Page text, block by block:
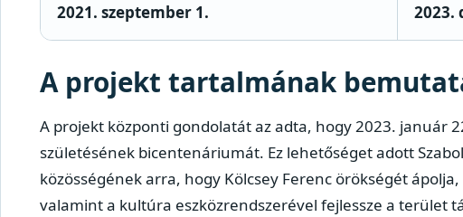
2021. szeptember 1. 2023.
A projekt tartalmának
A projekt központi gondolatát az adta, hogy 2023. január
születésének bicentenáriumát. Ez lehetőséget adott
közösségének arra, hogy Kölcsey Ferenc örökségét
valamint a kultúra eszközrendszerével fejlessze a terület